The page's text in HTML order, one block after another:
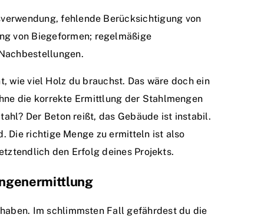
fehlende Berücksichtigung von
von Biegeformen; regelmäßige
wie viel Holz du brauchst. Das wäre doch ein
die korrekte Ermittlung der Stahlmengen
Der Beton reißt, das Gebäude ist instabil.
Die richtige Menge zu ermitteln ist also
den Erfolg deines Projekts.
Im schlimmsten Fall gefährdest du die